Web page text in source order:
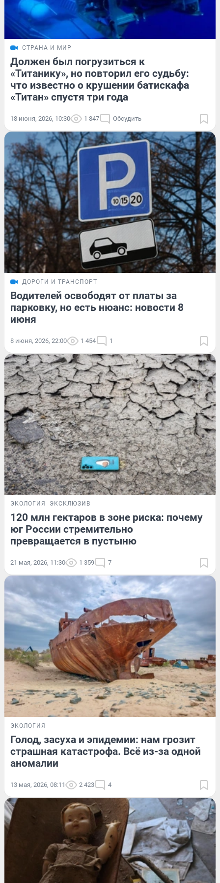
СТРАНА И МИР
Должен был погрузиться к
«Титанику», но повторил его судьбу:
что известно о крушении батискафа
«Титан» спустя три года
18 июня, 2026, 10:30 1 847 Обсудить
ДОРОГИ И ТРАНСПОРТ
Водителей освободят от платы за
парковку, но есть нюанс: новости 8
июня
8 июня, 2026, 22:00 1 454 1
ЭКОЛОГИЯ ЭКСКЛЮЗИВ
120 млн гектаров в зоне риска: почему
юг России стремительно
превращается в пустыню
21 мая, 2026, 11:30 1 359 7
ЭКОЛОГИЯ
Голод, засуха и эпидемии: нам грозит
страшная катастрофа. Всё из-за одной
аномалии
13 мая, 2026, 08:11 2 423 4